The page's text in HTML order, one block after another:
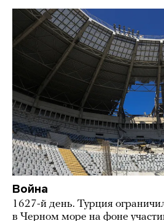
Война
1627-й день. Турция
в Черном море на фоне